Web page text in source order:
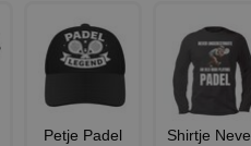
Petje Padel
Shirtje